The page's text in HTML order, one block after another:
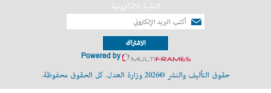
النشرة الالكترونية
الاشتراك
Powered by
حقوق التأليف والنشر ©2026 وزارة العدل. كل الحقوق محفوظة.